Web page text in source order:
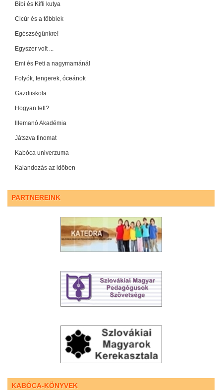
Bibi és Kifli kutya
Cicúr és a többiek
Egészségünkre!
Egyszer volt ...
Emi és Peti a nagymamánál
Folyók, tengerek, óceánok
Gazdiiskola
Hogyan lett?
Illemanó Akadémia
Játszva finomat
Kabóca univerzuma
Kalandozás az időben
PARTNEREINK
KABÓCA-KÖNYVEK